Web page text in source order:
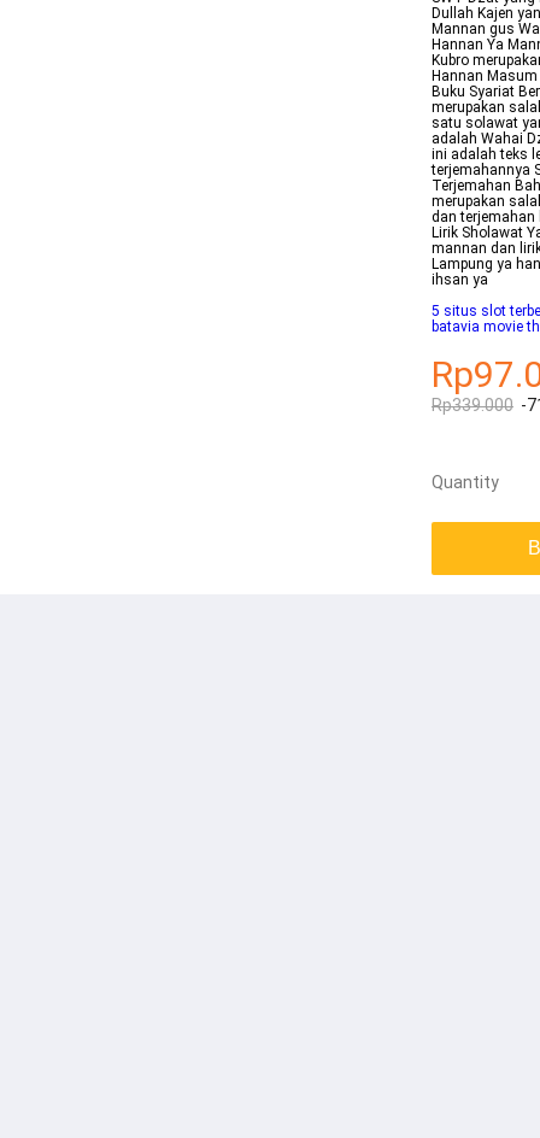
Dullah Kajen
Mannan gus
Hannan Ya
Kubro
Hannan
Buku Syariat
merupakan
satu solawat
adalah Wahai
ini adalah teks
terjemahannya
Terjemahan
merupakan
dan terjemahan
Lirik Sholawat
mannan dan
Lampung ya
ihsan ya
5 situs slot
batavia movie
Rp339.000 -
Quantity